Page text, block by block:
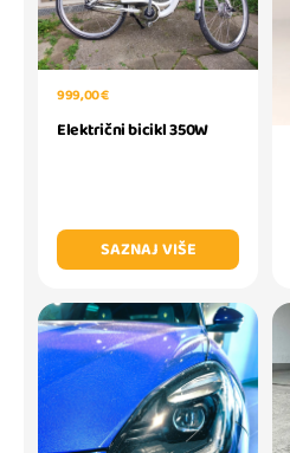
999,00 €
Električni bicikl 350W
SAZNAJ VIŠE